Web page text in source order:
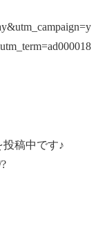
投稿中です♪